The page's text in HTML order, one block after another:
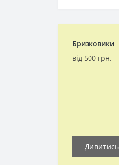
Бризковики
від 500 грн.
Дивитись